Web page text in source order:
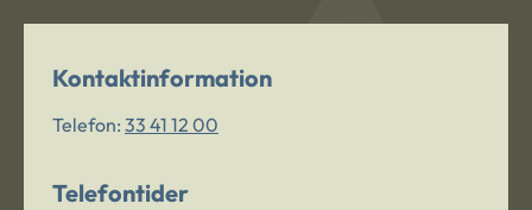
Kontaktinformation
Telefon: 33 41 12 00
Telefontider